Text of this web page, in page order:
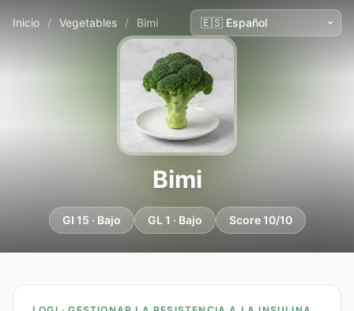
Inicio / Vegetables / Bimi
Bimi
GI 15 · Bajo GL 1 · Bajo Score 10/10